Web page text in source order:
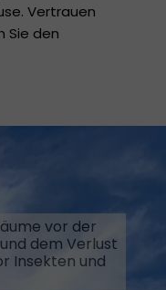
Vertrauen
Sie den
vor der
dem Verlust
Insekten und